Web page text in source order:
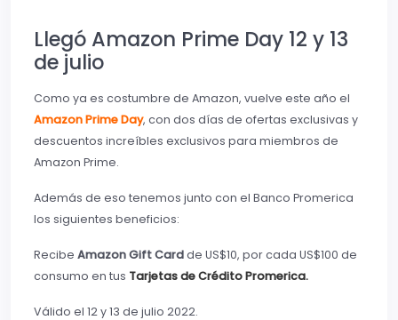
Llegó Amazon Prime Day 12 y 13
de julio
Como ya es costumbre de Amazon, vuelve este año el
Amazon Prime Day, con dos días de ofertas exclusivas y
descuentos increíbles exclusivos para miembros de
Amazon Prime.
Además de eso tenemos junto con el Banco Promerica
los siguientes beneficios:
Recibe Amazon Gift Cardde US$10, por cada US$100 de
consumo en tus Tarjetas de Crédito Promerica.
Válido el 12 y 13 de julio 2022.